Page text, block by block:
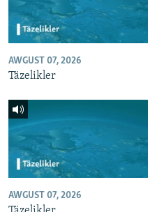
AWGUST 07, 2026
Täzelikler
AWGUST 07, 2026